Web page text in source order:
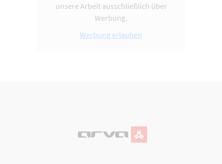
unsere Arbeit ausschließlich über
Werbung.
Werbung erlauben